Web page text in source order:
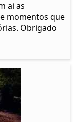
ai as
momentos que
Obrigado